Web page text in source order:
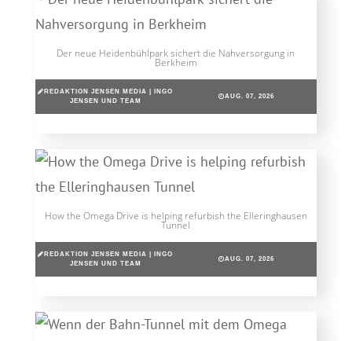
Der neue Heidenbühlpark sichert die Nahversorgung in
Berkheim
REDAKTION JENSEN MEDIA | INGO
JENSEN UND TEAM
AUG. 07, 2026
How the Omega Drive is helping refurbish the Elleringhausen
Tunnel
REDAKTION JENSEN MEDIA | INGO
JENSEN UND TEAM
AUG. 07, 2026